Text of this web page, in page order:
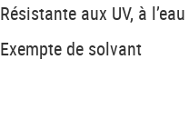
Résistante aux UV, à
Exempte de solvant